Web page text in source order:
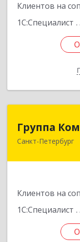
Клиентов на
1С:Специалист
Группа
Санкт-Петербург
Клиентов на
1С:Специалист
Группа
195112,